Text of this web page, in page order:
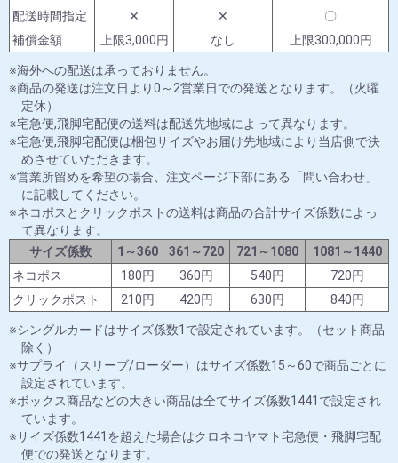
配送時間指定
✕ ✕
〇
補償金額
上限3,000円 なし 上限300,000円
海外への配送は承っておりません。
商品の発送は注文日より0～2営業日での発送となります。（火曜
定休）
宅急便,飛脚宅配便の送料は配送先地域によって異なります。
宅急便,飛脚宅配便は梱包サイズやお届け先地域により当店側で決
めさせていただきます。
営業所留めを希望の場合、注文ページ下部にある「問い合わせ」
に記載してください。
ネコポスとクリックポストの送料は商品の合計サイズ係数によっ
て異なります。
サイズ係数
1～360 361～720 721～1080
1081～1440
ネコポス
180円 360円 540円
720円
クリックポスト
210円 420円 630円 840円
シングルカードはサイズ係数1で設定されています。（セット商品
除く）
サプライ（スリーブ/ローダー）はサイズ係数15～60で商品ごとに
設定されています。
ボックス商品などの大きい商品は全てサイズ係数1441で設定され
ています。
サイズ係数1441を超えた場合はクロネコヤマト宅急便・飛脚宅配
便での発送となります。